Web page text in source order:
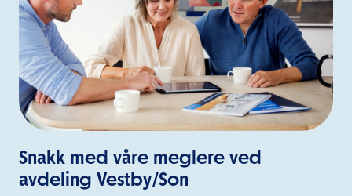
Snakk med våre meglere ved
avdeling Vestby/Son